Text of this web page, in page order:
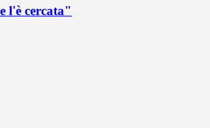
l'è cercata"